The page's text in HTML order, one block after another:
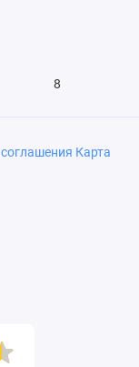
8
Карта